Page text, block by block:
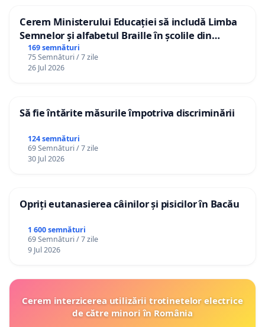
Cerem Ministerului Educației să includă Limba
Semnelor și alfabetul Braille în școlile din
Republica Moldova!
169 semnături
75 Semnături / 7 zile
26 Jul 2026
Să fie întărite măsurile împotriva discriminării
124 semnături
69 Semnături / 7 zile
30 Jul 2026
Opriți eutanasierea câinilor și pisicilor în Bacău
1 600 semnături
69 Semnături / 7 zile
9 Jul 2026
Cerem interzicerea utilizării trotinetelor electrice
de către minori în România